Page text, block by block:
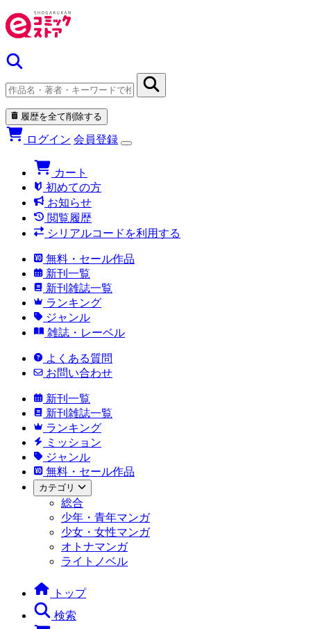
履歴を全て削除する
ログイン 会員登録
カート
初めての方
お知らせ
閲覧履歴
シリアルコードを利用する
無料・セール作品
新刊一覧
新刊雑誌一覧
ランキング
ジャンル
雑誌・レーベル
よくある質問
お問い合わせ
新刊一覧
新刊雑誌一覧
ランキング
ミッション
ジャンル
無料・セール作品
カテゴリ
総合
少年・青年マンガ
少女・女性マンガ
オトナマンガ
ライトノベル
トップ
検索